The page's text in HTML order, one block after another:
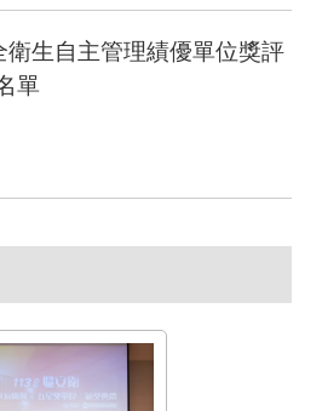
衛生自主管理績優單位獎評
單